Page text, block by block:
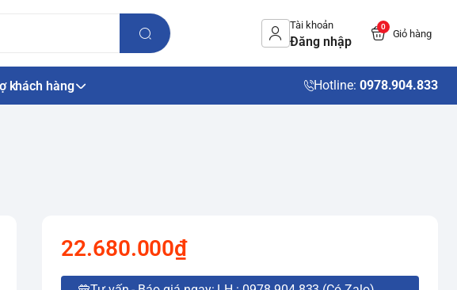
Tài khoản
Đăng nhập
0
Giỏ hàng
khách hàng Hotline: 0978.904.833
22.680.000₫